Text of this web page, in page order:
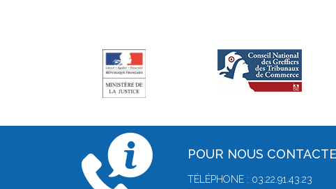
POUR NOUS
TÉLÉPHONE : 03.22.91.43.23